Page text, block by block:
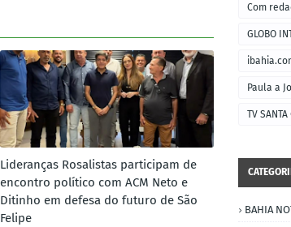
Lideranças Rosalistas participam de
encontro político com ACM Neto e
Ditinho em defesa do futuro de São
Felipe
Com
GLOBO
Paula a
TV SANTA
BAHIA